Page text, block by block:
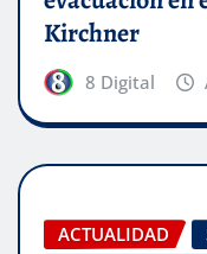
Kirchner
8 Digital
ACTUALIDAD